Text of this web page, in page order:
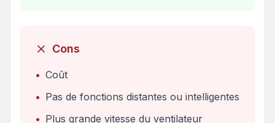
Cons
• Coût
• Pas de fonctions distantes ou intelligentes
• Plus grande vitesse du ventilateur